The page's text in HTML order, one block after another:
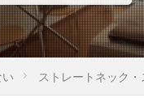
ストレートネック